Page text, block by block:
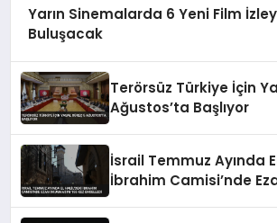
Yarın Sinemalarda 6 Yeni Film
Buluşacak
Terörsüz Türkiye İçin
Ağustos’ta Başlıyor
İsrail Temmuz Ayında
İbrahim Camisi’nde